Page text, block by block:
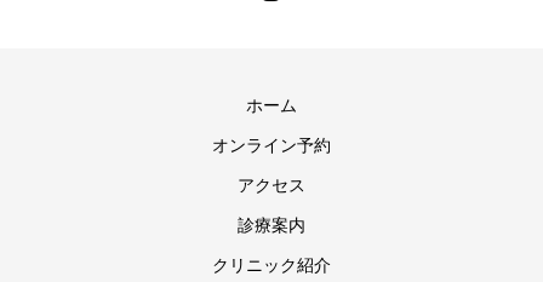
ホーム
オンライン予約
アクセス
診療案内
クリニック紹介